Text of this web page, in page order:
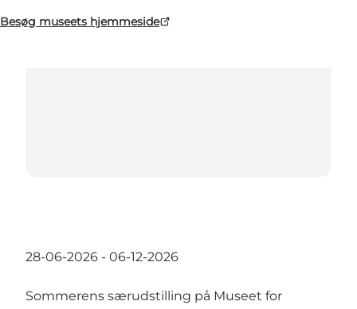
Besøg museets hjemmeside
28-06-2026 - 06-12-2026
Sommerens særudstilling på Museet for